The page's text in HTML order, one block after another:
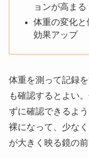
ョンが高まる
体重の変化
効果アップ
体重を測って記録
も確認するとよい
ずに確認できるよ
裸になって、少な
が大きく映る鏡の